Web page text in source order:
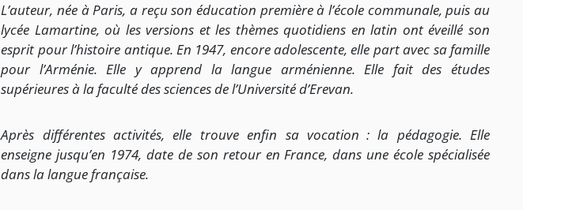
L’auteur, née à Paris, a reçu son éducation première à l’école communale, puis au
lycée Lamartine, où les versions et les thèmes quotidiens en latin ont éveillé son
esprit pour l’histoire antique. En 1947, encore adolescente, elle part avec sa famille
pour l’Arménie. Elle y apprend la langue arménienne. Elle fait des études
supérieures à la faculté des sciences de l’Université d’Erevan.
Après différentes activités, elle trouve enfin sa vocation : la pédagogie. Elle
enseigne jusqu’en 1974, date de son retour en France, dans une école spécialisée
dans la langue française.